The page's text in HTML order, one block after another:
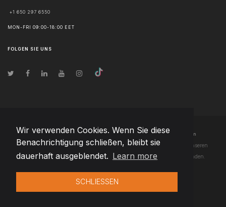
Wir verwenden Cookies. Wenn Sie diese
Benachrichtigung schließen, bleibt sie
dauerhaft ausgeblendet. Learn more
SCHLIESSEN
+1 650 297 6550
MON-FRI 09:00-18:00 EET
FOLGEN SIE UNS
© Urheberrecht2026 Team Extension Poland - Alle Rechte vorbehalten
Changelog● Durch die Nutzung dieser Website erklären Sie sich mit unseren
Nutzungsbedingungen und unserer Datenschutzerklärung einverstanden.